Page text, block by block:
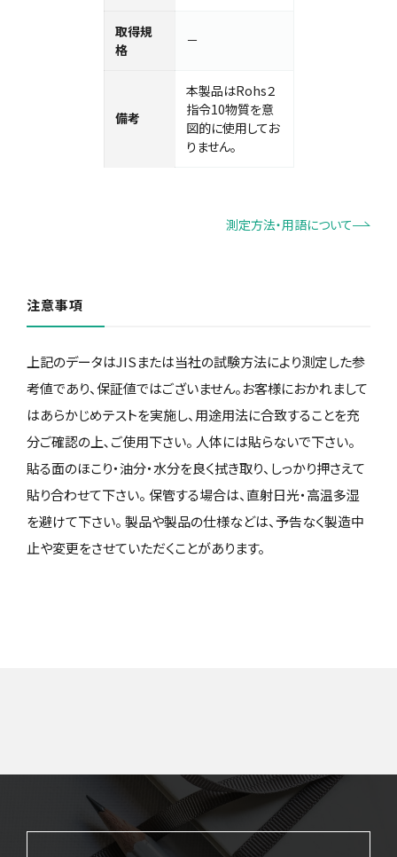
取得規
格
－
備考
本製品はRohs２
指令10物質を意
図的に使用してお
りません。
測定方法・用語について
注意事項
上記のデータはJISまたは当社の試験方法により測定した参
考値であり、保証値ではございません。お客様におかれまして
はあらかじめテストを実施し、用途用法に合致することを充
分ご確認の上､ご使用下さい。 人体には貼らないで下さい。
貼る面のほこり・油分・水分を良く拭き取り、しっかり押さえて
貼り合わせて下さい。 保管する場合は、直射日光・高温多湿
を避けて下さい。 製品や製品の仕様などは、予告なく製造中
止や変更をさせていただくことがあります。